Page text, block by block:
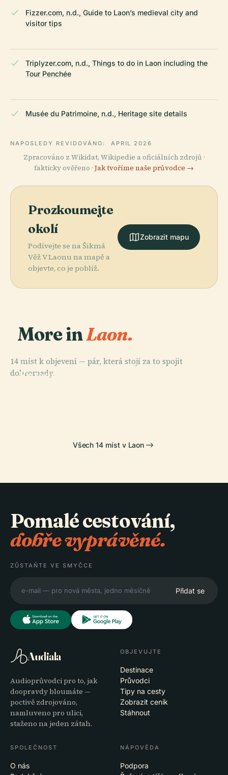
Fizzer.com, n.d., Guide to Laon’s medieval city and
visitor tips
Triplyzer.com, n.d., Things to do in Laon including the
Tour Penchée
Musée du Patrimoine, n.d., Heritage site details
NAPOSLEDY REVIDOVÁNO: APRIL 2026
Zpracováno z Wikidat, Wikipedie a oficiálních zdrojů ·
fakticky ověřeno · Jak tvoříme naše průvodce →
Prozkoumejte
okolí
Podívejte se na Šikmá
Věž V Laonu na mapě a
objevte, co je poblíž.
Zobrazit mapu
More inLaon.
14 míst k objevení — pár, která stojí za to spojit
dohromady.
PLACE
Katedrála
PLACE
Všech 14 míst v Laon
Pomalé cestování,
dobře vyprávěné.
ZŮSTAŇTE VE SMYČCE
Přidat se
Audiala
Audioprůvodci pro to, jak
doopravdy bloumáte —
poctivě zdrojováno,
namluveno pro ulici,
staženo na jeden zátah.
OBJEVUJTE
Destinace
Průvodci
Tipy na cesty
Zobrazit ceník
Stáhnout
SPOLEČNOST
O nás
NÁPOVĚDA
Podpora